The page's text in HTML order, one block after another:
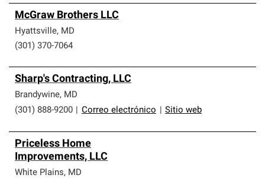
McGraw Brothers LLC
Hyattsville, MD
(301) 370-7064
Sharp's Contracting, LLC
Brandywine, MD
(301) 888-9200
Correo electrónico Sitio web
Priceless Home
Improvements, LLC
White Plains, MD